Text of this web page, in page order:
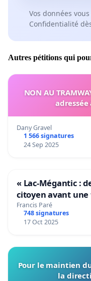
Vos données
Confidentialité
Autres pétitions qui
NON AU
Dany Gravel
1 566 signatures
24 Sep 2025
« Lac-Mégantic :
citoyen avant
de notre territoire »
Francis Paré
748 signatures
17 Oct 2025
Pour le maintien
la